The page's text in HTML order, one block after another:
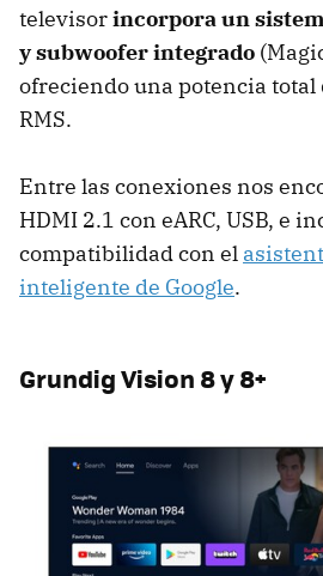
televisorincorpora un
y subwoofer integrado
ofreciendo una potencia total
RMS.
Entre las conexiones nos
HDMI 2.1 con eARC, USB, e
compatibilidad con el
inteligente de Google.
Grundig Vision 8 y 8+